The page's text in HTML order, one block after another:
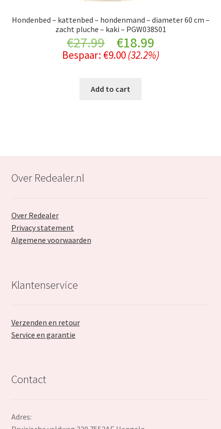
Hondenbed – kattenbed – hondenmand – diameter 60 cm –
zacht pluche – kaki – PGW038S01
€27.99
Original
price
was:
€18.99Current
price
Bespaar: €9.00 (32.2%)
Add to cart
Over Redealer.nl
Over Redealer
Privacy statement
Algemene voorwaarden
Klantenservice
Verzenden en retour
Service en garantie
Contact
Adres: